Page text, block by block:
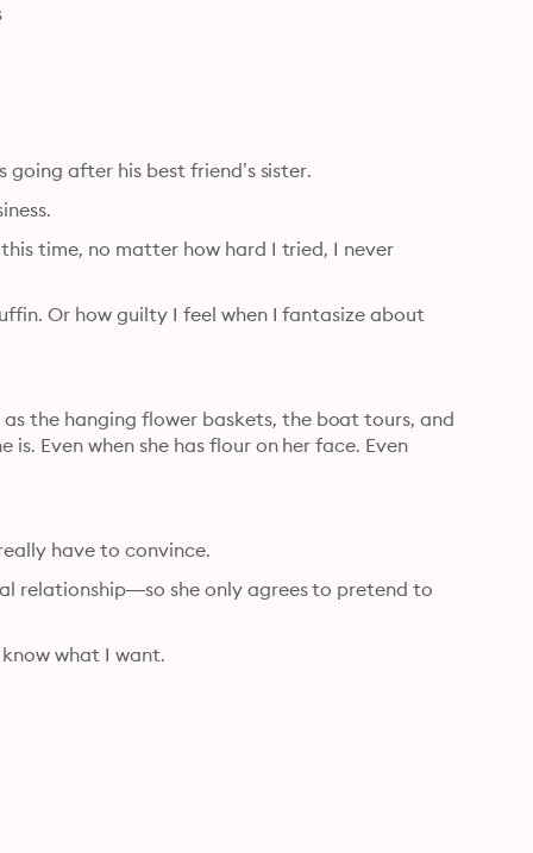
after his best friend’s sister.
time, no matter how hard I tried, I never
Or how guilty I feel when I fantasize about
the hanging flower baskets, the boat tours, and
Even when she has flour on her face. Even
relationship—so she only agrees to pretend to
what I want.